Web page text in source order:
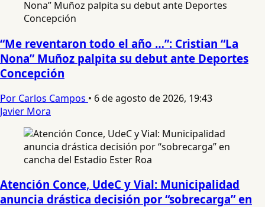
“Me reventaron todo el año …”: Cristian “La
Nona” Muñoz palpita su debut ante Deportes
Concepción
Por Carlos Campos • 6 de agosto de 2026, 19:43
Javier Mora
Atención Conce, UdeC y Vial: Municipalidad
anuncia drástica decisión por “sobrecarga” en